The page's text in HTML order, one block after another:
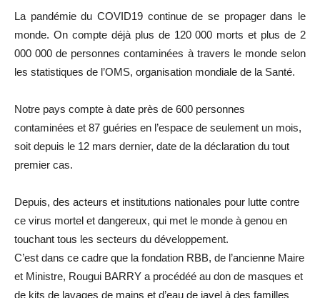
La pandémie du COVID19 continue de se propager dans le
monde. On compte déjà plus de 120 000 morts et plus de 2
000 000 de personnes contaminées à travers le monde selon
les statistiques de l’OMS, organisation mondiale de la Santé.
Notre pays compte à date près de 600 personnes
contaminées et 87 guéries en l’espace de seulement un mois,
soit depuis le 12 mars dernier, date de la déclaration du tout
premier cas.
Depuis, des acteurs et institutions nationales pour lutte contre
ce virus mortel et dangereux, qui met le monde à genou en
touchant tous les secteurs du développement.
C’est dans ce cadre que la fondation RBB, de l’ancienne Maire
et Ministre, Rougui BARRY a procédéé au don de masques et
de kits de lavages de mains et d’eau de javel à des familles